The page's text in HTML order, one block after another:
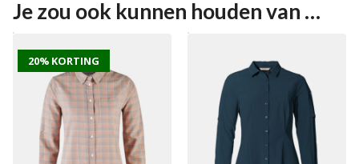
Je zou ook kunnen houden van …
20% KORTING